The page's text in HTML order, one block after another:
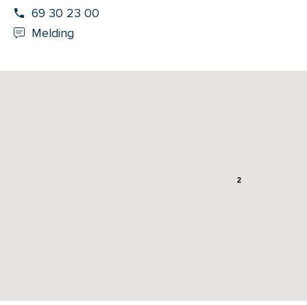
69 30 23 00
Melding
2